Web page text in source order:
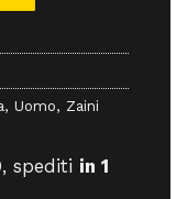
, Uomo, Zaini
, spediti in 1